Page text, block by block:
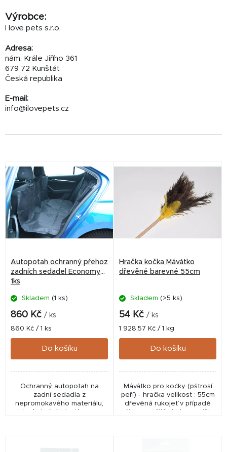
Výrobce:
I love pets s.r.o.
Adresa:
nám. Krále Jiřího 361
679 72 Kunštát
Česká republika
E-mail:
info@ilovepets.cz
V
ý
p
i
s
p
d
Autopotah ochranný přehoz
zadních sedadel Economy
1ks
Skladem (1 ks)
860 Kč / ks
Měrná
cena:
860 Kč / 1 ks
Do košíku
Ochranný autopotah na
zadní sedadla z
nepromokavého materiálu,
který chrání interiér vozu
Hračka kočka Mávátko
dřevěné barevné 55cm
Skladem (>5 ks)
54 Kč / ks
Měrná
cena:
1 928,57 Kč / 1 kg
Do košíku
Mávátko pro kočky (pštrosí
peří) - hračka velikost : 55cm
dřevěná rukojeť v případě
zájmu o určitý druh - napište